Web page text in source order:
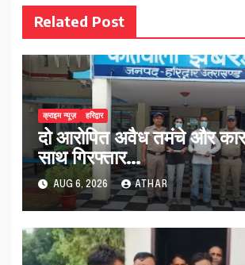
Related Post
क्राइम न्यूज़ हरिद्वार
दो आरोपित अवैध तमंचे और
साथ गिरफ्तार…
AUG 6, 2026 ATHAR